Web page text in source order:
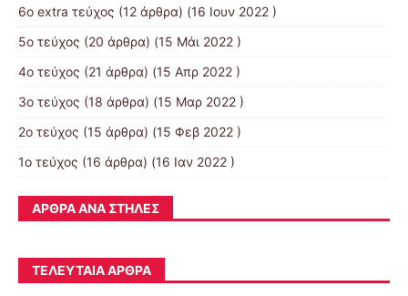
6ο extra τεύχος (12 άρθρα) (16 Ιουν 2022 )
5ο τεύχος (20 άρθρα) (15 Μάι 2022 )
4ο τεύχος (21 άρθρα) (15 Απρ 2022 )
3ο τεύχος (18 άρθρα) (15 Μαρ 2022 )
2ο τεύχος (15 άρθρα) (15 Φεβ 2022 )
1ο τεύχος (16 άρθρα) (16 Ιαν 2022 )
ΆΡΘΡΑ ΑΝΆ ΣΤΉΛΕΣ
ΤΕΛΕΥΤΑΊΑ ΆΡΘΡΑ